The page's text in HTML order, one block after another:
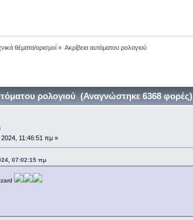
θέματα/ορισμοί» Ακρίβεια αυτόματου ρολογιού
ρολογιού (Αναγνώστηκε 6368 φορές)
2024, 11:46:51 πμ »
07:02:15 πμ